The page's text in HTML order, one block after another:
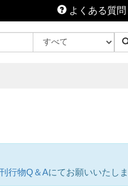
よくある質問
行物Q＆Aにてお願いいたし